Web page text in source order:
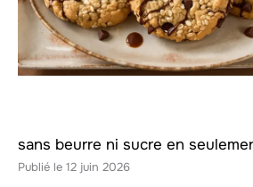
sans beurre ni sucre en
12 juin 2026